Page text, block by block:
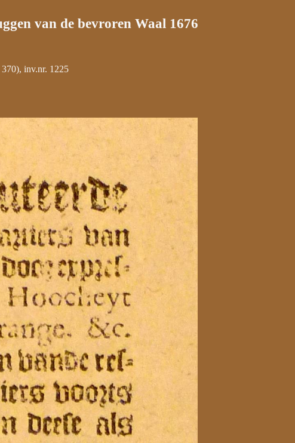
van de bevroren Waal 1676
inv.nr. 1225